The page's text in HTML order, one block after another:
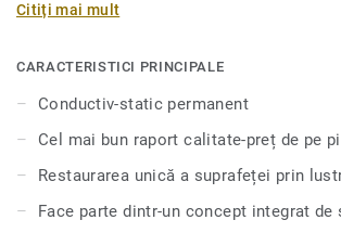
particule de carbon în PVC, împreună cu
oferă, de asemenea, durabilitate extremă,
zonele cu trafic intens. Culorile se îmbină
celelalte produse și accesorii din gamele
Citiți mai mult
CARACTERISTICI PRINCIPALE
Conductiv-static permanent
Cel mai bun raport calitate-preț de pe
Restaurarea unică a suprafeței prin
Face parte dintr-un concept integrat de